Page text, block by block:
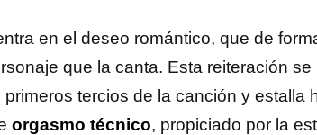
en el deseo romántico, que de
que la canta. Esta reiteración
tercios de la canción y estalla
orgasmo técnico, propiciado por la